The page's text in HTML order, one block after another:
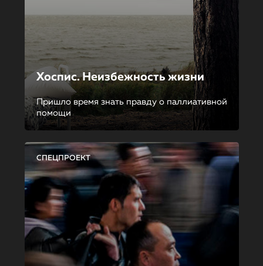
Хоспис. Неизбежность жизни
Пришло время знать правду о паллиативной
помощи
СПЕЦПРОЕКТ